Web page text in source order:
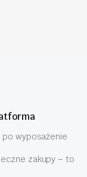
wyposażenie
zakupy – to